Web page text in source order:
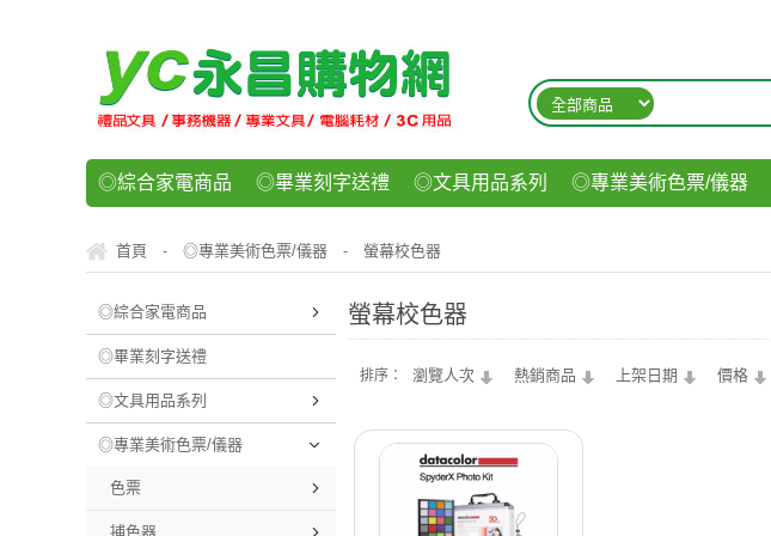
◎綜合家電商品 ◎畢業刻字送禮 ◎文具用品系列 ◎專業美術色票/儀器
◎運動/休閒/樂器 ◎客製化禮贈品 ◎食品/零食/飲料
首頁 - ◎專業美術色票/儀器 - 螢幕校色器
◎綜合家電商品
◎畢業刻字送禮
◎文具用品系列
◎專業美術色票/儀器
色票
捕色器
螢幕校色器
排序： 瀏覽人次 熱銷商品 上架日期 價格